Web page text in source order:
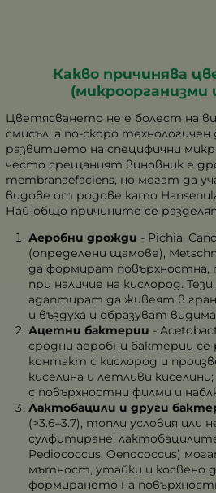
Какво причинява
(микроорганизми
Цветясването не е болест на
смисъл, а по-скоро
развитието на специфични
често срещаният виновник е
membranaefaciens, но могат да
видове от родове като
Най-общо причините се
Аеробни дрожди - Pichia,
(определени щамове),
да формират повърхностна,
при наличие на кислород.
адаптират да живеят в
и въздуха и образуват
Ацетни бактерии -
сродни аеробни бактерии се
контакт с кислород и
киселина и летливи
с повърхностни филми и
Лактобацили и други
(>3.6–3.7), топли условия или
сулфитиране,
Pediococcus, Oenococcus)
мътност, утайки и косвено
формирането на